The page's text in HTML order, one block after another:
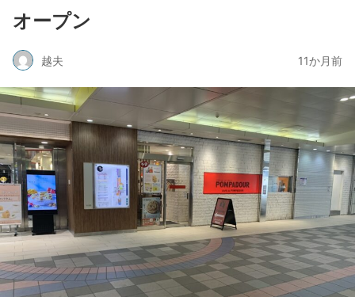
オープン
越夫 11か月前